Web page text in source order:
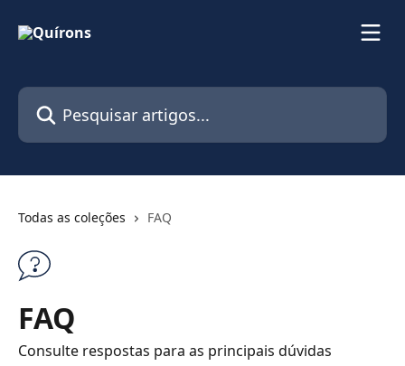
Pesquisar artigos...
Todas as coleções FAQ
FAQ
Consulte respostas para as principais dúvidas